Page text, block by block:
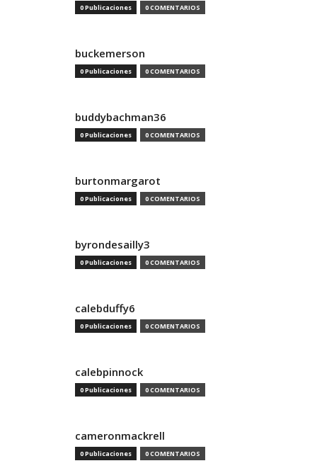
0 Publicaciones 0 COMENTARIOS
buckemerson
0 Publicaciones 0 COMENTARIOS
buddybachman36
0 Publicaciones 0 COMENTARIOS
burtonmargarot
0 Publicaciones 0 COMENTARIOS
byrondesailly3
0 Publicaciones 0 COMENTARIOS
calebduffy6
0 Publicaciones 0 COMENTARIOS
calebpinnock
0 Publicaciones 0 COMENTARIOS
cameronmackrell
0 Publicaciones 0 COMENTARIOS